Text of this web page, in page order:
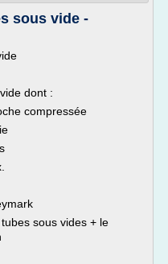
sous vide -
dont :
compressée
sous vides + le